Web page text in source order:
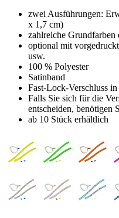
zwei Ausführungen:
x 1,7 cm)
zahlreiche Grundfarben
optional mit
usw.
100 % Polyester
Satinband
Fast-Lock-Verschluss
Falls Sie sich für die
entscheiden, benötigen
ab 10 Stück erhältlich